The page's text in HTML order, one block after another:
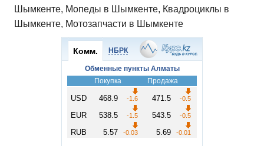
Шымкенте, Мопеды в Шымкенте, Квадроциклы в
Шымкенте, Мотозапчасти в Шымкенте